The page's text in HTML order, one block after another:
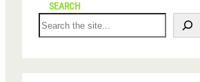
SEARCH
S
e
r
c